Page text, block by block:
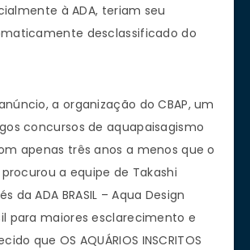
à ADA, teriam seu
desclassificado do
a organização do CBAP, um
concursos de aquapaisagismo
apenas três anos a menos que o
procurou a equipe de Takashi
da ADA BRASIL – Aqua Design
para maiores esclarecimento e
que OS AQUÁRIOS INSCRITOS